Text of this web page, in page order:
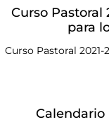
Curso Pastoral
para
Curso Pastoral
Calendario